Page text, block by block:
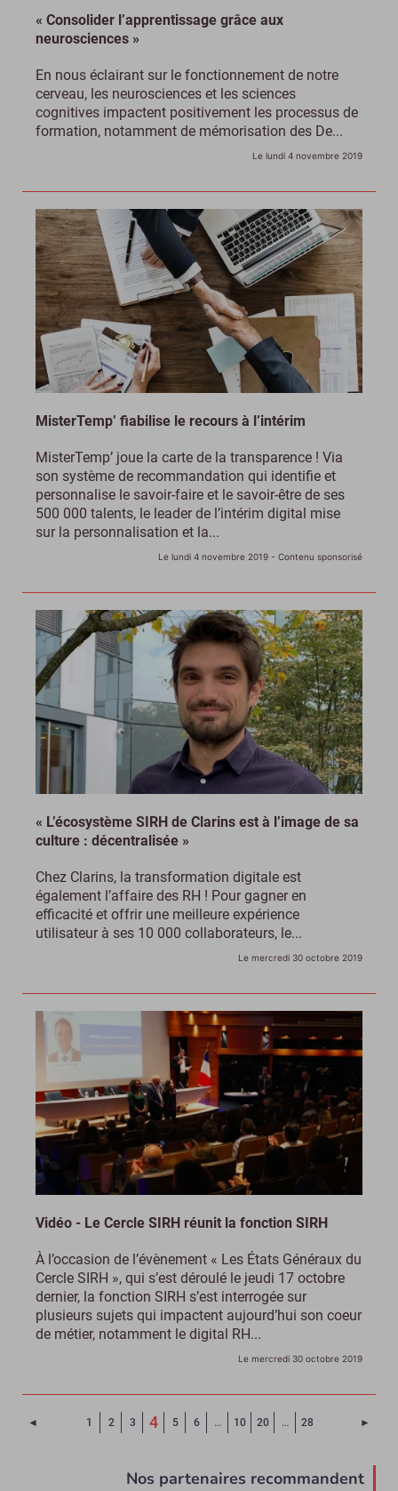
« Consolider l’apprentissage grâce aux
neurosciences »
En nous éclairant sur le fonctionnement de notre
cerveau, les neurosciences et les sciences
cognitives impactent positivement les processus de
formation, notamment de mémorisation des De...
Le lundi 4 novembre 2019
MisterTemp’ fiabilise le recours à l’intérim
MisterTemp’ joue la carte de la transparence ! Via
son système de recommandation qui identifie et
personnalise le savoir-faire et le savoir-être de ses
500 000 talents, le leader de l’intérim digital mise
sur la personnalisation et la...
Le lundi 4 novembre 2019 - Contenu sponsorisé
« L’écosystème SIRH de Clarins est à l’image de sa
culture : décentralisée »
Chez Clarins, la transformation digitale est
également l’affaire des RH ! Pour gagner en
efficacité et offrir une meilleure expérience
utilisateur à ses 10 000 collaborateurs, le...
Le mercredi 30 octobre 2019
Vidéo - Le Cercle SIRH réunit la fonction SIRH
À l’occasion de l’évènement « Les États Généraux du
Cercle SIRH », qui s’est déroulé le jeudi 17 octobre
dernier, la fonction SIRH s’est interrogée sur
plusieurs sujets qui impactent aujourd’hui son coeur
de métier, notamment le digital RH...
Le mercredi 30 octobre 2019
◄ Page précédente
1 2 3 4(Page courante)
5 6 … 10 20 … 28 ►
Nos partenaires recommandent